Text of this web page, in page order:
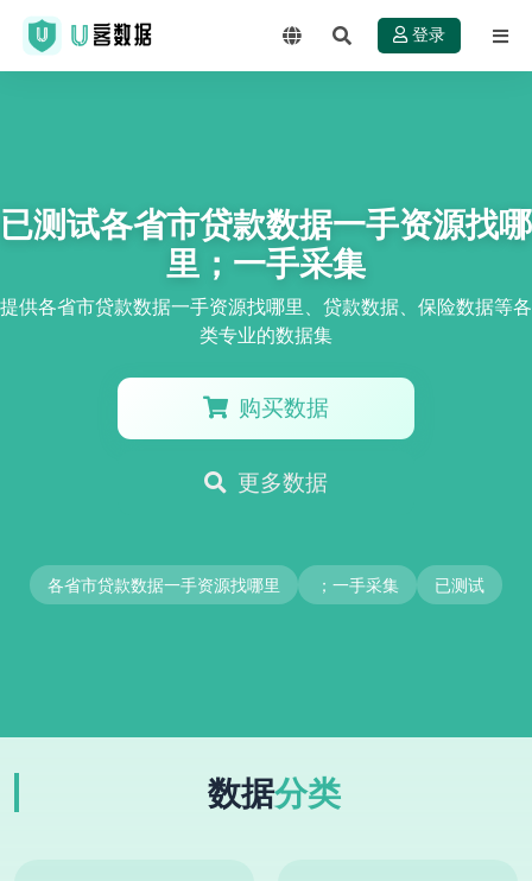
登录
已测试各省市贷款数据一手资源找哪
里；一手采集
提供各省市贷款数据一手资源找哪里、贷款数据、保险数据等各
类专业的数据集
购买数据
更多数据
各省市贷款数据一手资源找哪里 ；一手采集 已测试
数据分类